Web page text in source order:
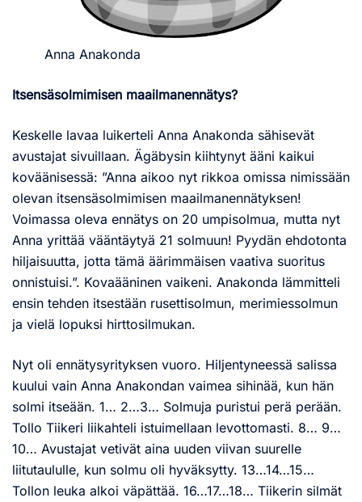
Anna Anakonda
Itsensäsolmimisen maailmanennätys?
Keskelle lavaa luikerteli Anna Anakonda sähisevät
avustajat sivuillaan. Ägäbysin kiihtynyt ääni kaikui
koväänisessä: ”Anna aikoo nyt rikkoa omissa nimissään
olevan itsensäsolmimisen maailmanennätyksen!
Voimassa oleva ennätys on 20 umpisolmua, mutta nyt
Anna yrittää vääntäytyä 21 solmuun! Pyydän ehdotonta
hiljaisuutta, jotta tämä äärimmäisen vaativa suoritus
onnistuisi.”. Kovaääninen vaikeni. Anakonda lämmitteli
ensin tehden itsestään rusettisolmun, merimiessolmun
ja vielä lopuksi hirttosilmukan.
Nyt oli ennätysyrityksen vuoro. Hiljentyneessä salissa
kuului vain Anna Anakondan vaimea sihinää, kun hän
solmi itseään. 1… 2…3… Solmuja puristui perä perään.
Tollo Tiikeri liikahteli istuimellaan levottomasti. 8… 9…
10… Avustajat vetivät aina uuden viivan suurelle
liitutaululle, kun solmu oli hyväksytty. 13…14…15…
Tollon leuka alkoi väpättää. 16…17…18… Tiikerin silmät